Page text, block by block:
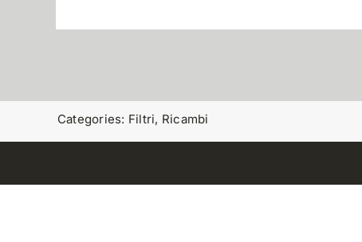
Categories: Filtri, Ricambi